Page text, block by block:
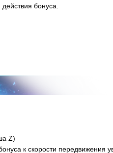
бонуса.
Z)
к скорости передвижения